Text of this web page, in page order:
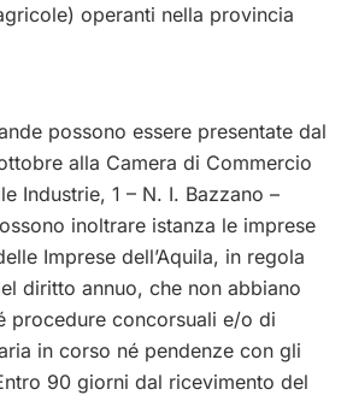
operanti nella provincia
possono essere presentate dal
alla Camera di Commercio
Industrie, 1 – N. I. Bazzano –
inoltrare istanza le imprese
Imprese dell’Aquila, in regola
diritto annuo, che non abbiano
procedure concorsuali e/o di
in corso né pendenze con gli
90 giorni dal ricevimento del